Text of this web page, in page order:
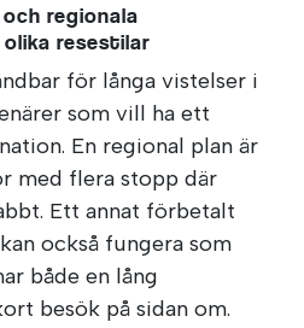
regionala
resestilar
för långa vistelser i
som vill ha ett
En regional plan är
med flera stopp där
Ett annat förbetalt
också fungera som
både en lång
besök på sidan om.